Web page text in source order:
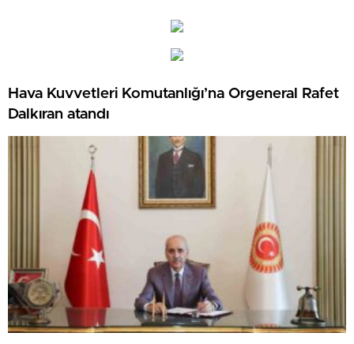
Hava Kuvvetleri Komutanlığı’na Orgeneral Rafet
Dalkıran atandı